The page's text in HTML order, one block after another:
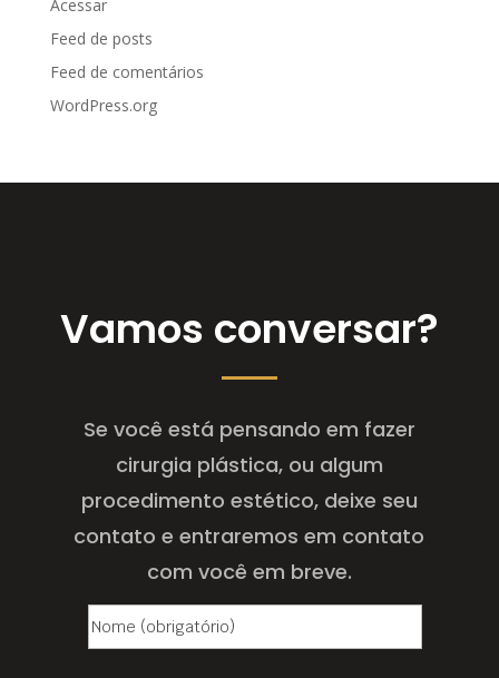
Acessar
Feed de posts
Feed de comentários
WordPress.org
Vamos conversar?
Se você está pensando em fazer
cirurgia plástica, ou algum
procedimento estético, deixe seu
contato e entraremos em contato
com você em breve.